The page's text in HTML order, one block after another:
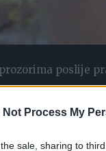
Not Process My
sale, sharing to
poslije